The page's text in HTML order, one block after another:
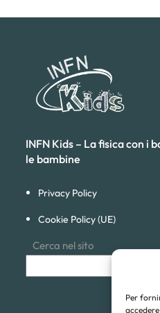
Per
INFN Kids – La fisica con i
le bambine
Privacy Policy
Cookie Policy (UE)
Cerca nel sito